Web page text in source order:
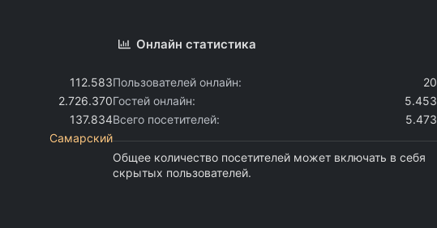
112.583
2.726.370
137.834
Самарский
Онлайн статистика
Пользователей онлайн
20
Гостей онлайн
5.453
Всего посетителей
5.473
Общее количество посетителей может включать в себя
скрытых пользователей.